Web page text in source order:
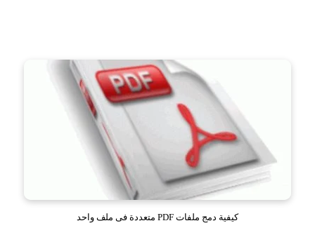
كيفية دمج ملفات PDF متعددة فى ملف واحد